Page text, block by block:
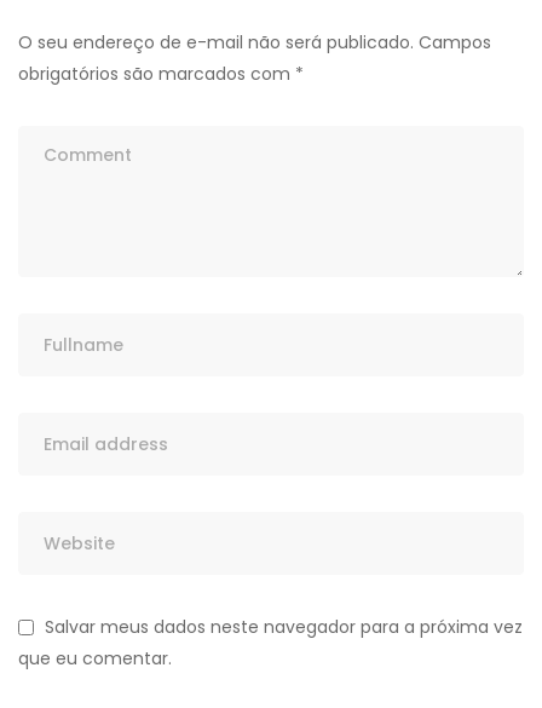
O seu endereço de e-mail não será publicado. Campos
obrigatórios são marcados com *
Salvar meus dados neste navegador para a próxima vez
que eu comentar.